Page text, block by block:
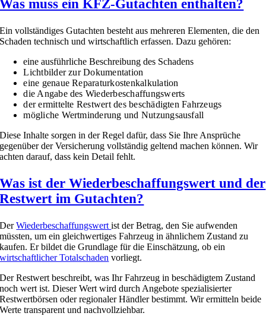
Was muss ein KFZ-Gutachten enthalten?
Ein vollständiges Gutachten besteht aus mehreren Elementen, die den
Schaden technisch und wirtschaftlich erfassen. Dazu gehören:
eine ausführliche Beschreibung des Schadens
Lichtbilder zur Dokumentation
eine genaue Reparaturkostenkalkulation
die Angabe des Wiederbeschaffungswerts
der ermittelte Restwert des beschädigten Fahrzeugs
mögliche Wertminderung und Nutzungsausfall
Diese Inhalte sorgen in der Regel dafür, dass Sie Ihre Ansprüche
gegenüber der Versicherung vollständig geltend machen können. Wir
achten darauf, dass kein Detail fehlt.
Was ist der Wiederbeschaffungswert und der
Restwert im Gutachten?
DerWiederbeschaffungswertist der Betrag, den Sie aufwenden
müssten, um ein gleichwertiges Fahrzeug in ähnlichem Zustand zu
kaufen. Er bildet die Grundlage für die Einschätzung, ob ein
wirtschaftlicher Totalschaden vorliegt.
Der Restwert beschreibt, was Ihr Fahrzeug in beschädigtem Zustand
noch wert ist. Dieser Wert wird durch Angebote spezialisierter
Restwertbörsen oder regionaler Händler bestimmt. Wir ermitteln beide
Werte transparent und nachvollziehbar.